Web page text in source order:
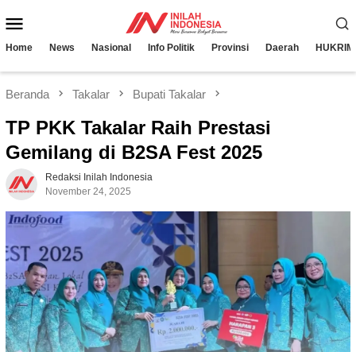
ke
Mobile
Home News Nasional Info Politik Provinsi Daerah HUKRIM
Beranda Takalar Bupati Takalar
TP PKK Takalar Raih Prestasi
Gemilang di B2SA Fest 2025
Redaksi Inilah Indonesia
November 24, 2025